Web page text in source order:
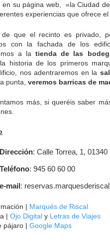
en su página web, «la Ciudad
experiencias que ofrece
de que el recinto es privado,
con la fachada de los
a latienda de las
historia de los primeros
nos adentraremos en la
punta, veremos barricas de
más, si queréis saber
Dirección: Calle Torrea, 1, 01340
Teléfono: 945 60 60 00
e-mail :
| Marqués de Riscal
| Ojo Digital y Letras de Viajes
pájaro | Google Maps